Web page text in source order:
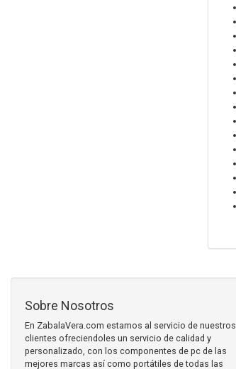
Sobre Nosotros
En ZabalaVera.com estamos al servicio de nuestros
clientes ofreciendoles un servicio de calidad y
personalizado, con los componentes de pc de las
mejores marcas así como portátiles de todas las